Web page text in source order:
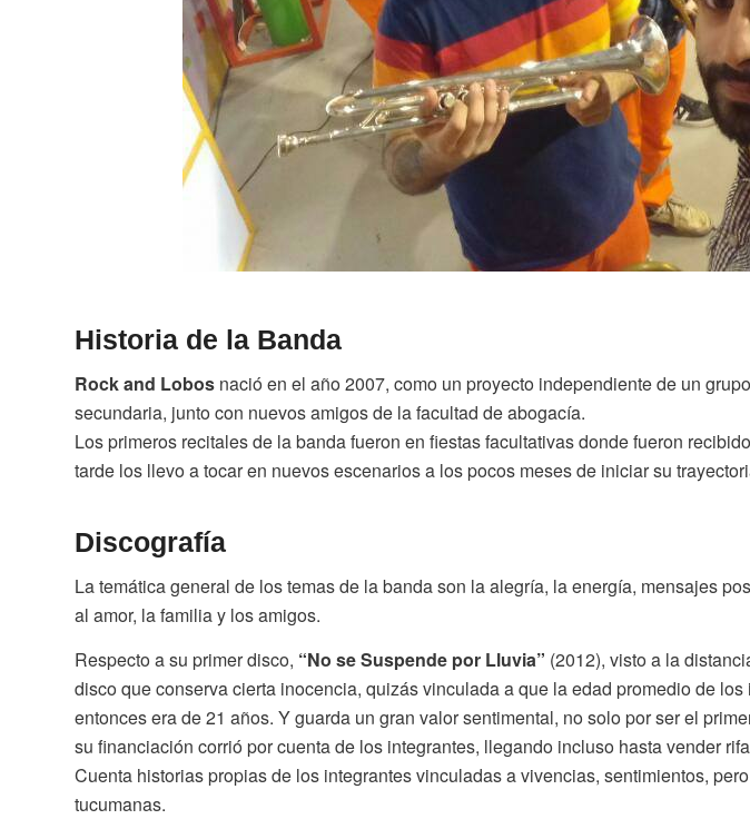
Historia de la Banda
Rock and Lobos nació en el año 2007, como un proyecto independiente de un
secundaria, junto con nuevos amigos de la facultad de abogacía.
Los primeros recitales de la banda fueron en fiestas facultativas donde fueron
tarde los llevo a tocar en nuevos escenarios a los pocos meses de iniciar su
Discografía
La temática general de los temas de la banda son la alegría, la energía, mensajes
al amor, la familia y los amigos.
Respecto a su primer disco, “No se Suspende por Lluvia” (2012), visto a la
disco que conserva cierta inocencia, quizás vinculada a que la edad promedio de
entonces era de 21 años. Y guarda un gran valor sentimental, no solo por ser el
su financiación corrió por cuenta de los integrantes, llegando incluso hasta vender
Cuenta historias propias de los integrantes vinculadas a vivencias, sentimientos,
tucumanas.